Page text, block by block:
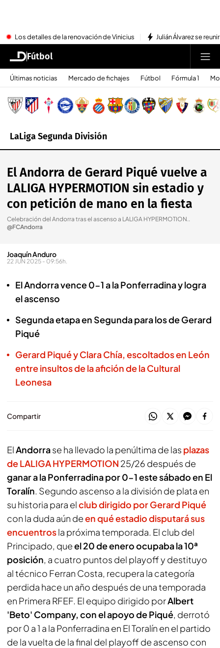
Los detalles de la renovación de Vinicius Julián Álvarez se
Fútbol
Últimas noticias Mercado de fichajes Fútbol Fórmula 1
LaLiga Segunda División
El Andorra de Gerard Piqué vuelve a
LALIGA HYPERMOTION sin estadio y
con petición de mano en la fiesta
Celebración del Andorra tras el ascenso a LALIGA HYPERMOTION..
@FCAndorra
Joaquín Anduro
22 JUN 2025 - 09:56h.
El Andorra vence 0-1 a la Ponferradina y logra
el ascenso
Segunda etapa en Segunda para los de Gerard
Piqué
Gerard Piqué y Clara Chía, escoltados en León
entre insultos de la afición de la Cultural
Leonesa
Compartir
ElAndorrase ha llevado la penúltima de las plazas
de LALIGA HYPERMOTION 25/26 después de
ganar a la Ponferradina por 0-1 este sábado en El
Toralín. Segundo ascenso a la división de plata en
su historia para elclub dirigido por Gerard Piqué
con la duda aún deen qué estadio disputará sus
encuentrosla próxima temporada. El club del
Principado, queel 20 de enero ocupaba la 10ª
posición, a cuatro puntos del playoff y destituyo
al técnico Ferran Costa, recupera la categoría
perdida hace un año después de una temporada
en Primera RFEF. El equipo dirigido porAlbert
'Beto' Company, con el apoyo de Piqué, derrotó
por 0 a 1 a la Ponferradina en El Toralín en el partido
de la vuelta de la final del playoff de ascenso con